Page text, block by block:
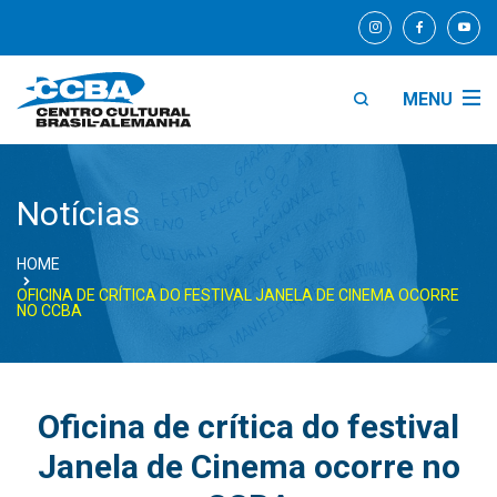
MENU
Notícias
HOME
OFICINA DE CRÍTICA DO FESTIVAL JANELA DE CINEMA OCORRE
NO CCBA
Oficina de crítica do festival
Janela de Cinema ocorre no